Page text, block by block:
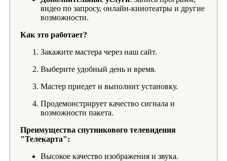
видео по запросу, онлайн-кинотеатры и другие
возможности.
Как это работает?
Закажите мастера через наш сайт.
Выберите удобный день и время.
Мастер приедет и выполнит установку.
Продемонстрирует качество сигнала и
возможности пакета.
Преимущества спутникового телевидения
"Телекарта":
Высокое качество изображения и звука.